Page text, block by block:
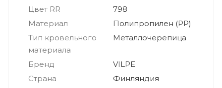
Цвет RR
798
Материал
Полипропилен (PP)
Тип кровельного
материала
Металлочерепица
Бренд
VILPE
Страна
Финляндия